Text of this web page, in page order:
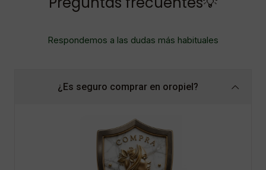
Respondemos a las dudas más habituales
¿Es seguro comprar en oropiel?